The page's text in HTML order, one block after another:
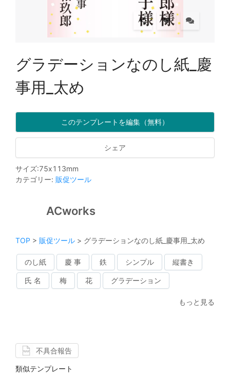
グラデーションなのし紙_慶
事用_太め
このテンプレートを編集（無料）
シェア
サイズ:75x113mm
カテゴリー: 販促ツール
ACworks
TOP > 販促ツール > グラデーションなのし紙_慶事用_太め
のし紙 慶 事 鉄 シンプル 縦書き
氏 名 梅 花 グラデーション
もっと見る
不具合報告
類似テンプレート